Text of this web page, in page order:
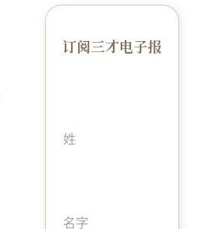
订阅三才电子报